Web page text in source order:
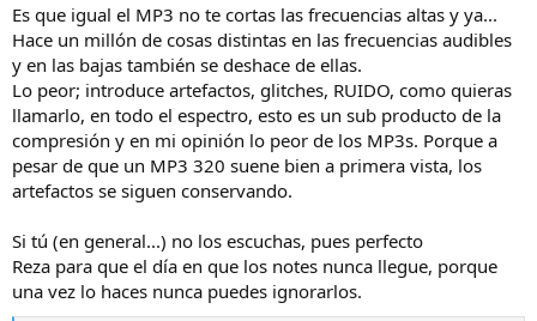
Es que igual el MP3 no te cortas las frecuencias altas y ya...
Hace un millón de cosas distintas en las frecuencias audibles
y en las bajas también se deshace de ellas.
Lo peor; introduce artefactos, glitches, RUIDO, como quieras
llamarlo, en todo el espectro, esto es un sub producto de la
compresión y en mi opinión lo peor de los MP3s. Porque a
pesar de que un MP3 320 suene bien a primera vista, los
artefactos se siguen conservando.
Si tú (en general...) no los escuchas, pues perfecto
Reza para que el día en que los notes nunca llegue, porque
una vez lo haces nunca puedes ignorarlos.